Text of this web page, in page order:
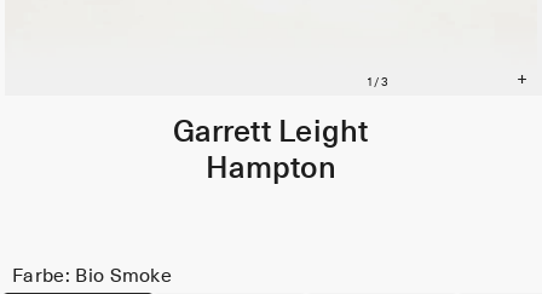
Garrett Leight
Hampton
Farbe: Bio Smoke